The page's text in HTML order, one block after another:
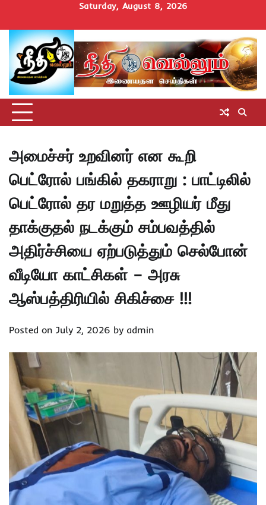
content
Saturday, August 8, 2026
Homeசெய்திகள்
தமிழ்நாடுமாவட்டச்செய்திகள்
அரசியல்ஆன்மிகம்
சட்டம்
அறிவோம்
சினிமாUncategorized
அமைச்சர் உறவினர் என கூறி
பெட்ரோல் பங்கில் தகராறு : பாட்டிலில்
பெட்ரோல் தர மறுத்த ஊழியர் மீது
தாக்குதல் நடக்கும் சம்பவத்தில்
அதிர்ச்சியை ஏற்படுத்தும் செல்போன்
வீடியோ காட்சிகள் – அரசு
ஆஸ்பத்திரியில் சிகிச்சை !!!
Posted on July 2, 2026 by admin